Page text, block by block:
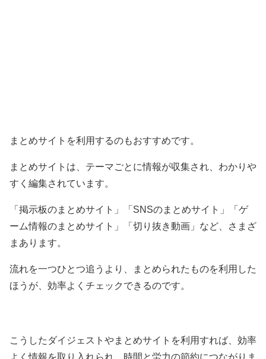
まとめサイトを利用するのもおすすめです。
まとめサイトは、テーマごとに情報が収集され、わかりや
すく編集されています。
「掲示板のまとめサイト」「SNSのまとめサイト」「ゲ
ーム情報のまとめサイト」「切り抜き動画」など、さまざ
まあります。
流れを一つひとつ追うより、まとめられたものを利用した
ほうが、効率よくチェックできるのです。
こうしたダイジェストやまとめサイトを利用すれば、効率
よく情報を取り入れられ、時間と労力の節約につながりま